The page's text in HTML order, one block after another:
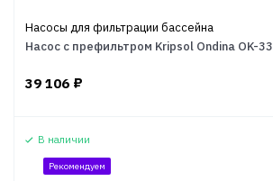
Насосы для фильтрации бассейна
Насос с префильтром Kripsol Ondina OK-33
39 106 ₽
В наличии
Рекомендуем